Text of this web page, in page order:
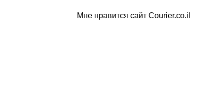
Мне нравится сайт Courier.co.il